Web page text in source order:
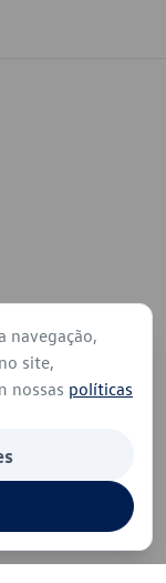
navegação,
site,
nossas políticas